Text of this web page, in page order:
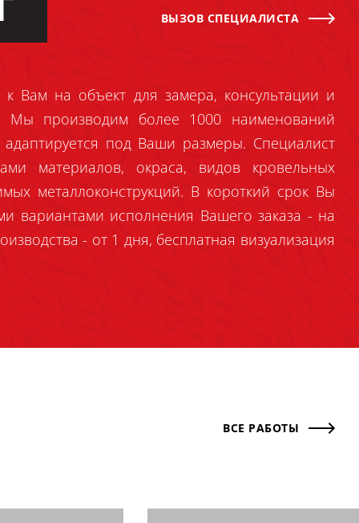
ВЫЗОВ СПЕЦИАЛИСТА
Вам на объект для замера, консультации и
Мы производим более 1000 наименований
под Ваши размеры. Специалист
материалов, окраса, видов кровельных
металлоконструкций. В короткий срок Вы
вариантами исполнения Вашего заказа - на
- от 1 дня, бесплатная визуализация
ВСЕ РАБОТЫ